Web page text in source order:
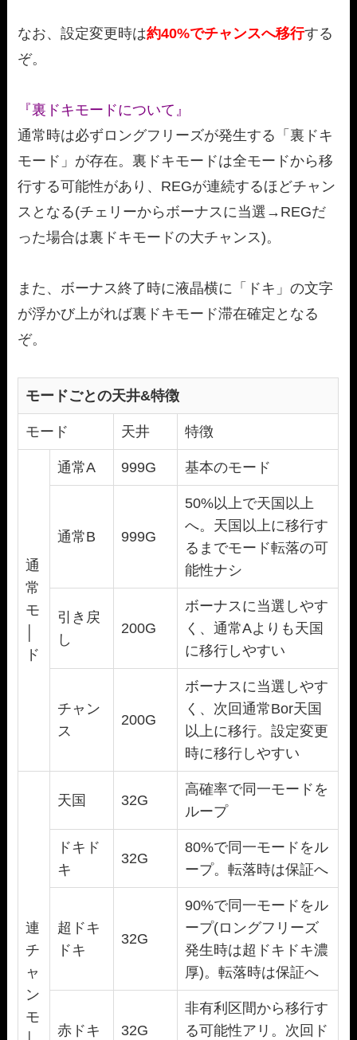
なお、設定変更時は約40%でチャンスへ移行する
ぞ。
『裏ドキモードについて』
通常時は必ずロングフリーズが発生する「裏ドキ
モード」が存在。裏ドキモードは全モードから移
行する可能性があり、REGが連続するほどチャン
スとなる(チェリーからボーナスに当選→REGだ
った場合は裏ドキモードの大チャンス)。
また、ボーナス終了時に液晶横に「ドキ」の文字
が浮かび上がれば裏ドキモード滞在確定となる
ぞ。
モードごとの天井&特徴
モード 天井 特徴
通
常
モ
ド
通常A 999G 基本のモード
通常B 999G
50%以上で天国以上
へ。天国以上に移行す
るまでモード転落の可
能性ナシ
引き戻
し
200G
ボーナスに当選しやす
く、通常Aよりも天国
に移行しやすい
チャン
ス
200G
ボーナスに当選しやす
く、次回通常Bor天国
以上に移行。設定変更
時に移行しやすい
連
チ
ャ
ン
モ
天国 32G
高確率で同一モードを
ループ
ドキド
キ
32G
80%で同一モードをル
ープ。転落時は保証へ
超ドキ
ドキ
32G
90%で同一モードをル
ープ(ロングフリーズ
発生時は超ドキドキ濃
厚)。転落時は保証へ
赤ドキ 32G
非有利区間から移行す
る可能性アリ。次回ド